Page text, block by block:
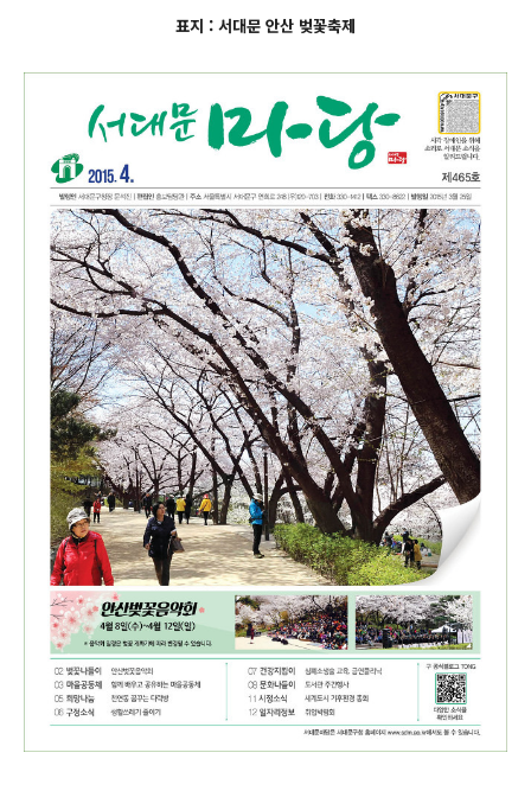
표지 : 서대문 안산 벚꽃축제